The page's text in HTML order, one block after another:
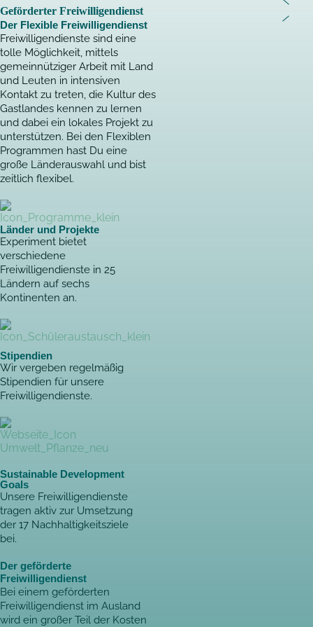
Geförderter Freiwilligendienst
Der Flexible Freiwilligendienst
Freiwilligendienste sind eine
tolle Möglichkeit, mittels
gemeinnütziger Arbeit mit Land
und Leuten in intensiven
Kontakt zu treten, die Kultur des
Gastlandes kennen zu lernen
und dabei ein lokales Projekt zu
unterstützen. Bei den Flexiblen
Programmen hast Du eine
große Länderauswahl und bist
zeitlich flexibel.
Länder und Projekte
Experiment bietet
verschiedene
Freiwilligendienste in 25
Ländern auf sechs
Kontinenten an.
Stipendien
Wir vergeben regelmäßig
Stipendien für unsere
Freiwilligendienste.
Sustainable Development
Goals
Unsere Freiwilligendienste
tragen aktiv zur Umsetzung
der 17 Nachhaltigkeitsziele
bei.
Der geförderte
Freiwilligendienst
Bei einem geförderten
Freiwilligendienst im Ausland
wird ein großer Teil der Kosten